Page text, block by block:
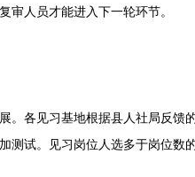
审人员才能进入下一轮环节。
各见习基地根据县人社局反馈
测试。见习岗位人选多于岗位